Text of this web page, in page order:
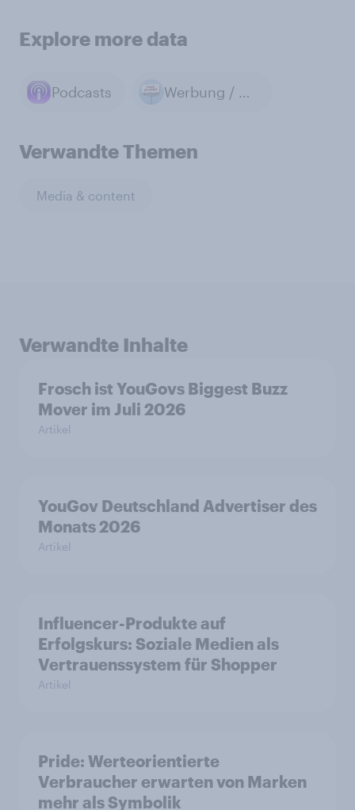
Explore more data
Podcasts Werbung / Marketing / Public Relations
Verwandte Themen
Media & content
Verwandte Inhalte
Frosch ist YouGovs Biggest Buzz
Mover im Juli 2026
Artikel
YouGov Deutschland Advertiser des
Monats 2026
Artikel
Influencer-Produkte auf
Erfolgskurs: Soziale Medien als
Vertrauenssystem für Shopper
Artikel
Pride: Werteorientierte
Verbraucher erwarten von Marken
mehr als Symbolik